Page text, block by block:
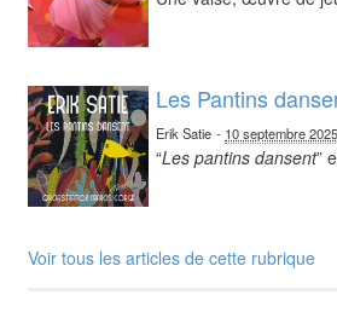
Les Pantins
Erik Satie - 10 septembre 2025
“Les pantins dansent”
Voir tous les articles de cette rubrique